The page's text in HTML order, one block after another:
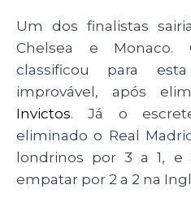
Um dos finalistas
Chelsea e
classificou para
improvável, após
Invictos. Já o
eliminado o Real
londrinos por 3 a 1, e
empatar por 2 a 2 na